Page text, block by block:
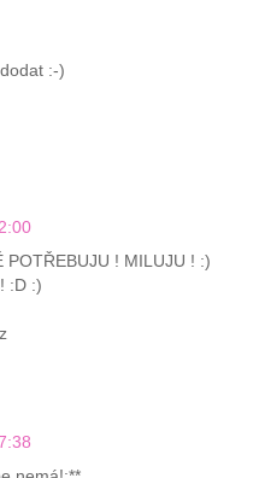
:-)
POTŘEBUJU ! MILUJU ! :)
:D :)